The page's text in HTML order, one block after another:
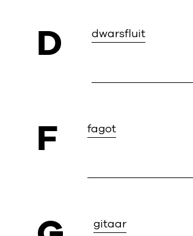
D dwarsfluit
F fagot
gitaar